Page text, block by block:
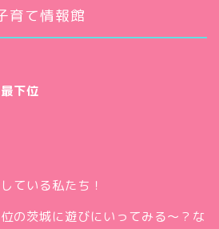
育て情報館
下位
ている私たち！
の茨城に遊びにいってみる～？な